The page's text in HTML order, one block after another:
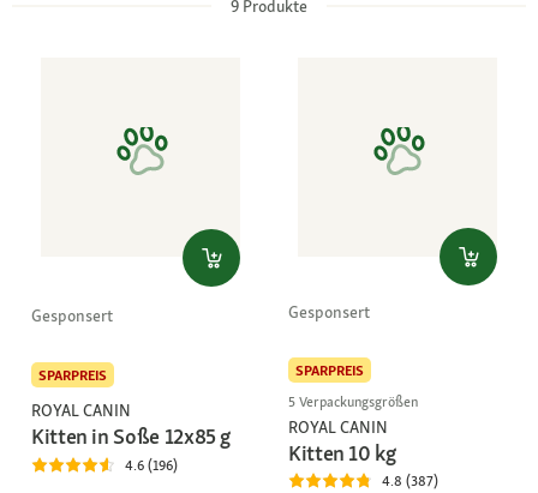
9 Produkte
Gesponsert
SPARPREIS
ROYAL CANIN
Kitten in Soße 12x85 g
4.6 (196)
Gesponsert
SPARPREIS
5 Verpackungsgrößen
ROYAL CANIN
Kitten 10 kg
4.8 (387)